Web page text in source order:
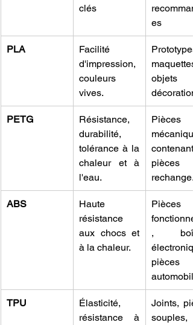
clés
es
PLA
Facilité
d'impression,
couleurs
vives.
maquettes,
objets
décoration.
PETG
Résistance,
durabilité,
tolérance à la
chaleur et à
l'eau.
Pièces
pièces
rechange.
ABS
Haute
résistance
aux chocs et
à la chaleur.
Pièces
,
pièces
TPU
Élasticité,
résistance à
Joints,
souples,